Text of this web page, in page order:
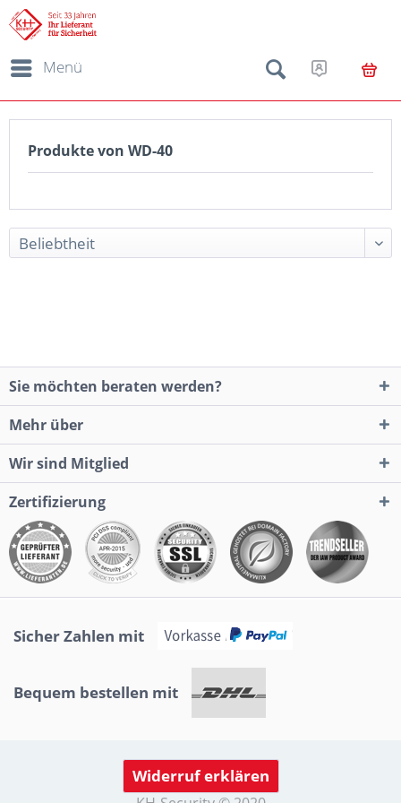
Menü
Produkte von WD-40
Sie möchten beraten werden?
Mehr über
Wir sind Mitglied
Zertifizierung
Sicher Zahlen mit
Bequem bestellen mit
Widerruf erklären